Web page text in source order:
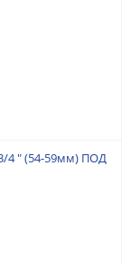
4 " (54-59мм) ПОД